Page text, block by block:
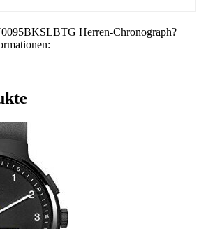
Herren-Chronograph?